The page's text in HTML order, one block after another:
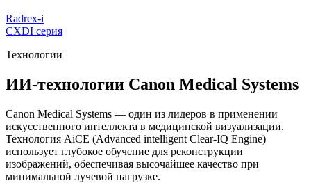
Radrex-i
CXDI серия
Технологии
ИИ-технологии Canon Medical Systems
Canon Medical Systems — один из лидеров в применении
искусственного интеллекта в медицинской визуализации.
Технология AiCE (Advanced intelligent Clear-IQ Engine)
использует глубокое обучение для реконструкции
изображений, обеспечивая высочайшее качество при
минимальной лучевой нагрузке.